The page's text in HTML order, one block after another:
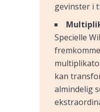
gevinster i
Specielle
kan
almindelig